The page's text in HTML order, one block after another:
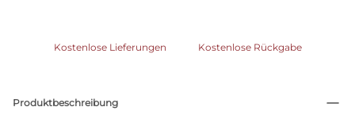
Kostenlose Lieferungen Kostenlose Rückgabe
Produktbeschreibung